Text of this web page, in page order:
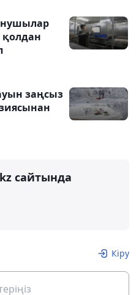
қолдан
заңсыз
сайтында
Кіру